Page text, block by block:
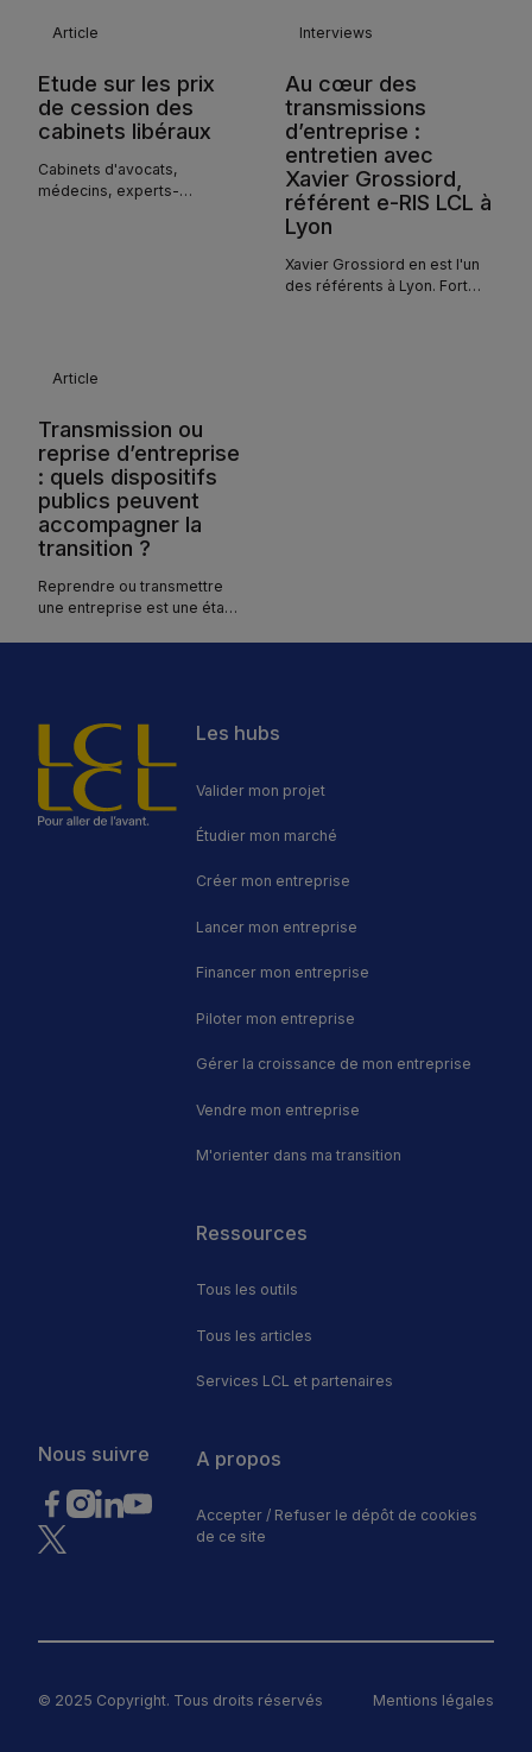
Article
Etude sur les prix
de cession des
cabinets libéraux
Cabinets d'avocats,
médecins, experts-
Interviews
Au cœur des
transmissions
d’entreprise :
entretien avec
Xavier Grossiord,
référent e-RIS LCL à
Lyon
Xavier Grossiord en est l'un
des référents à Lyon. Fort
Article
Transmission ou
reprise d’entreprise
: quels dispositifs
publics peuvent
accompagner la
transition ?
Reprendre ou transmettre
une entreprise est une étape
jouer un rôle clé : alléger la
charge financière, sécuriser
la reprise et favoriser la
continuité de l’activité.
Nous suivre
Les hubs
Valider mon projet
Étudier mon marché
Créer mon entreprise
Lancer mon entreprise
Financer mon entreprise
Piloter mon entreprise
Gérer la croissance de mon entreprise
Vendre mon entreprise
M'orienter dans ma transition
Ressources
Tous les outils
Tous les articles
Services LCL et partenaires
A propos
Accepter / Refuser le dépôt de cookies
de ce site
© 2025 Copyright. Tous droits réservés Mentions légales